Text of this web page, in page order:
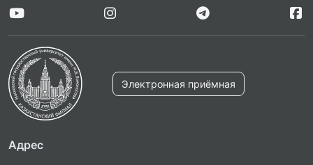
Электронная приёмная
Адрес